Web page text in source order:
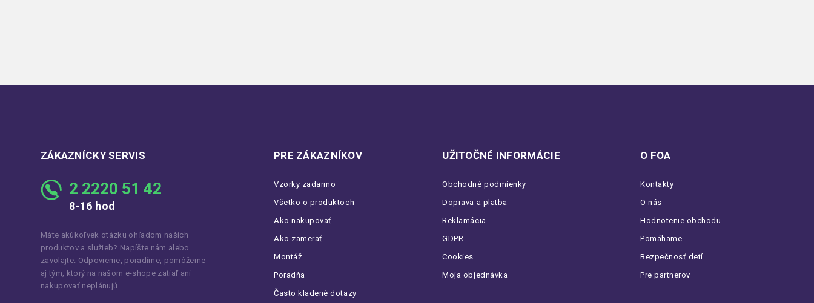
ZÁKAZNÍCKY SERVIS
2 2220 51 42
8-16 hod
Máte akúkoľvek otázku ohľadom našich
produktov a služieb? Napíšte nám alebo
zavolajte. Odpovieme, poradíme, pomôžeme
aj tým, ktorý na našom e-shope zatiaľ ani
nakupovať neplánujú.
PRE ZÁKAZNÍKOV
Vzorky zadarmo
Všetko o produktoch
Ako nakupovať
Ako zamerať
Montáž
Poradňa
Často kladené dotazy
UŽITOČNÉ INFORMÁCIE
Obchodné podmienky
Doprava a platba
Reklamácia
GDPR
Cookies
Moja objednávka
O FOA
Kontakty
O nás
Hodnotenie obchodu
Pomáhame
Bezpečnosť detí
Pre partnerov